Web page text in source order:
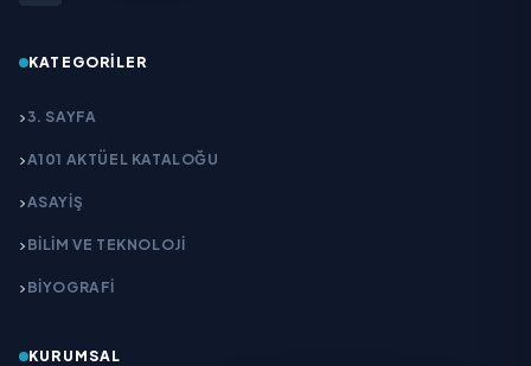
KATEGORILER
3. SAYFA
A101 AKTÜEL KATALOĞU
ASAYİŞ
BİLİM VE TEKNOLOJİ
BİYOGRAFİ
KURUMSAL